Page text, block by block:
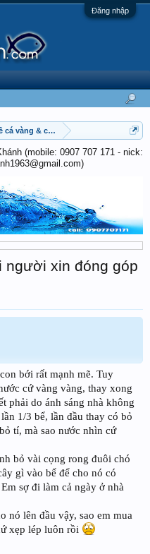
Đăng nhập
cá vàng & cá chép
(mobile: 0907 707 171 - nick:
người xin đóng góp
bới rất mạnh mẽ. Tuy
cứ vàng vàng, thay xong
phải do ánh sáng nhà không
1/3 bể, lần đầu thay có bỏ
tí, mà sao nước nhìn cứ
bỏ vài cọng rong đuôi chó
gì vào bể để cho nó có
sợ đi làm cả ngày ở nhà
nó lên đầu vậy, sao em mua
xẹp lép luôn rồi